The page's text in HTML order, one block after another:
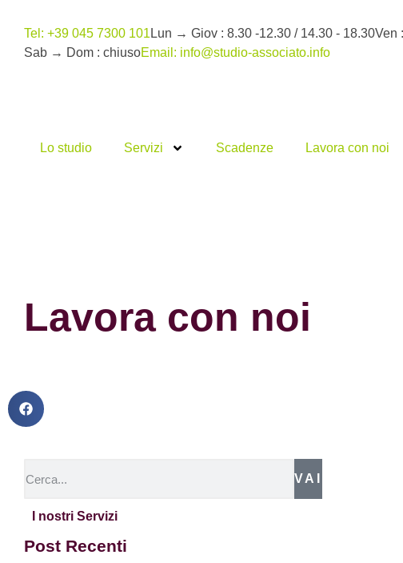
Tel: +39 045 7300 101 Lun → Giov : 8.30 -12.30 / 14.30 - 18.30Ven
Sab → Dom : chiusoEmail: info@studio-associato.info
Lo studio Servizi Scadenze Lavora con noi
Lavora con noi
VAI
I nostri Servizi
Post Recenti